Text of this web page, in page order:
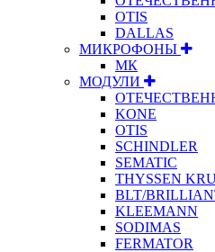
OTIS
DALLAS
МИКРОФОНЫ
МК
МОДУЛИ
KONE
OTIS
SCHINDLER
SEMATIC
THYSSEN
BLT/
KLEEMANN
SODIMAS
FERMATOR